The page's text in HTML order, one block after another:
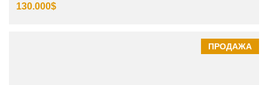
130.000$
ПРОДАЖА